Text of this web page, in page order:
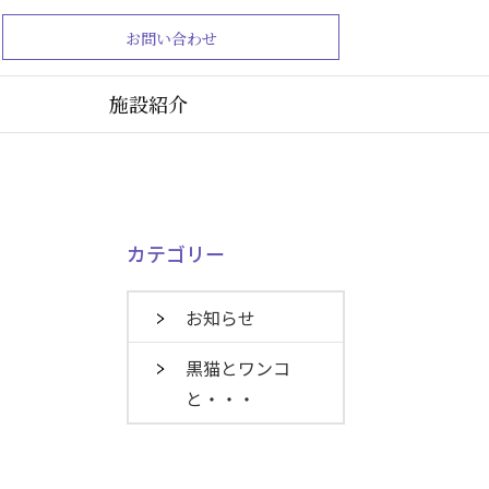
お問い合わせ
施設紹介
カテゴリー
お知らせ
黒猫とワンコ
と・・・